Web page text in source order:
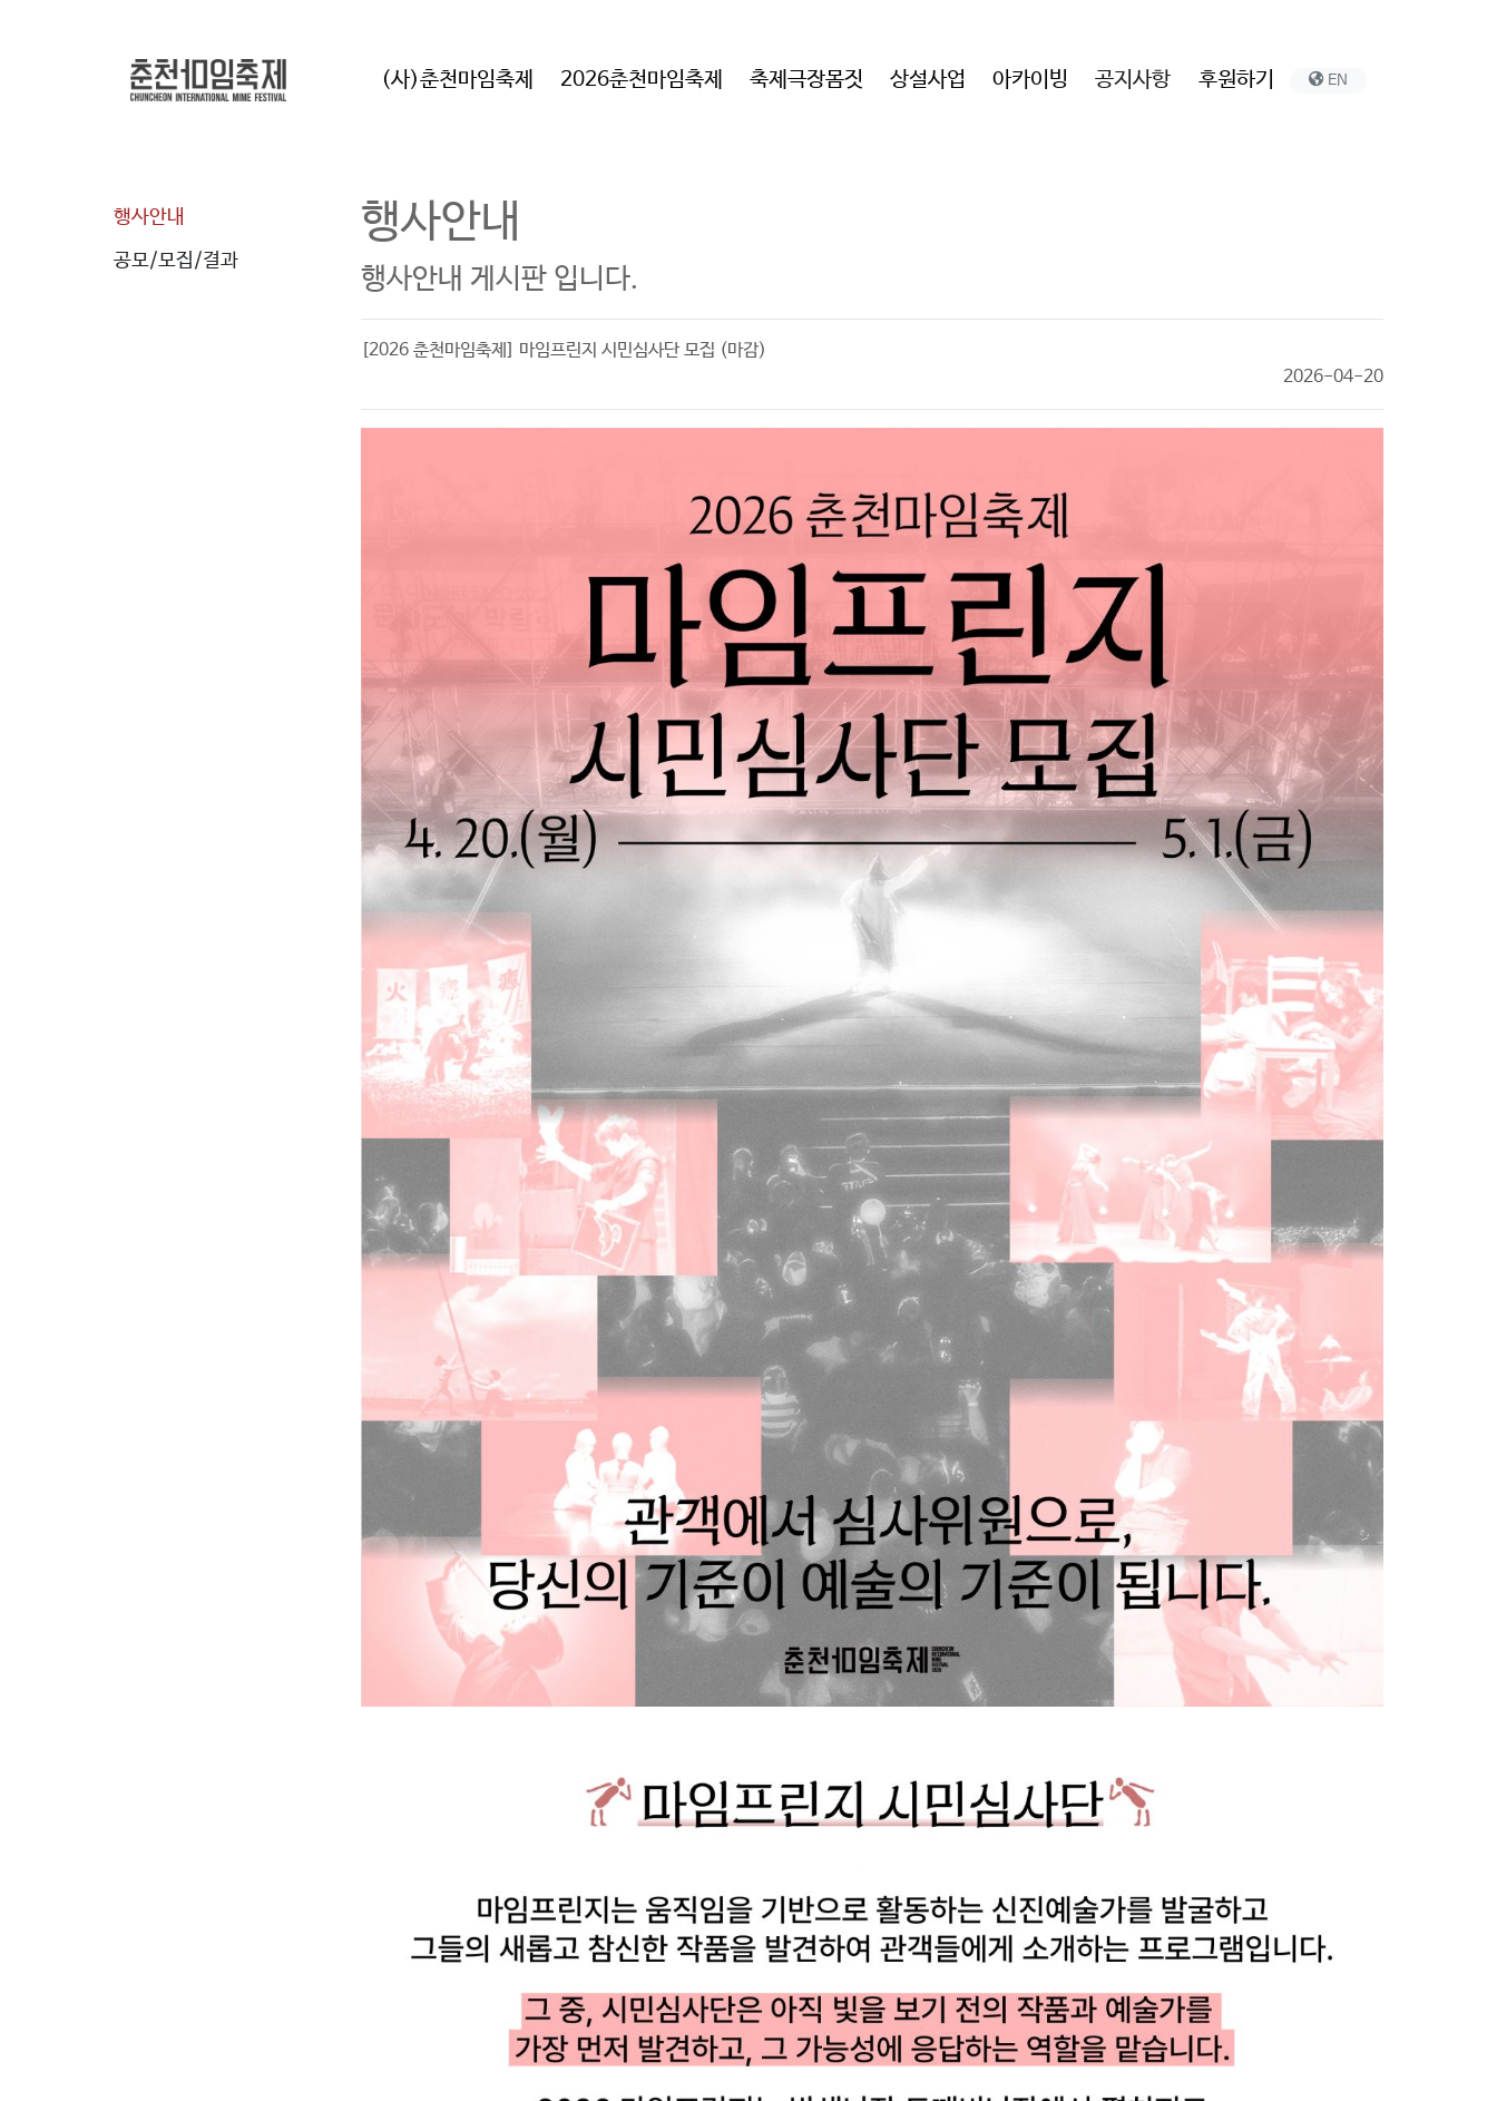
(사)춘천마임축제 2026춘천마임축제 축제극장몸짓 상설사업 아카이빙 공지사항 후원하기 EN
행사안내
공모/모집/결과
행사안내
행사안내 게시판 입니다.
[2026 춘천마임축제] 마임프린지 시민심사단 모집 (마감)
2026-04-20